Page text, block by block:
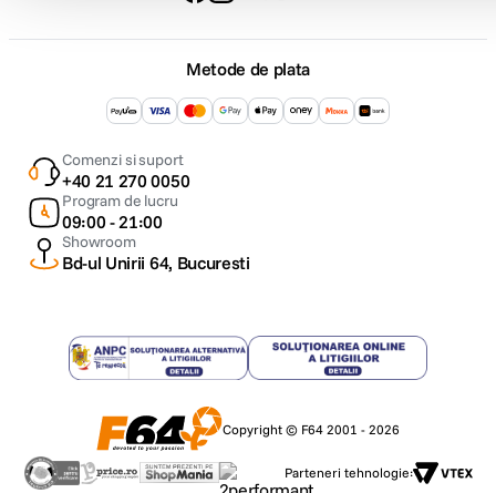
Metode de plata
Comenzi si suport
+40 21 270 0050
Program de lucru
09:00 - 21:00
Showroom
Bd-ul Unirii 64, Bucuresti
Copyright © F64 2001 - 2026
Parteneri tehnologie: